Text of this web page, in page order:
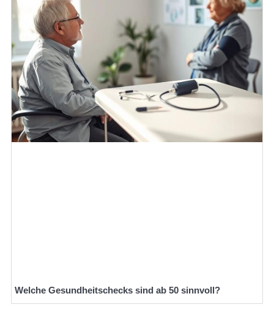
Welche Gesundheitschecks sind ab 50 sinnvoll?